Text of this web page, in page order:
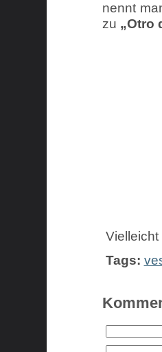
nennt
zu „Otro
Tags: